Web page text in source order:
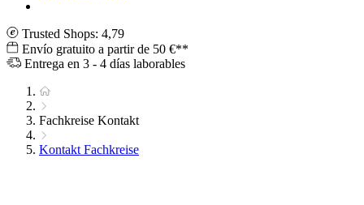
Trusted Shops: 4,79
Envío gratuito a partir de 50 €**
Entrega en 3 - 4 días laborables
Fachkreise Kontakt
Kontakt Fachkreise